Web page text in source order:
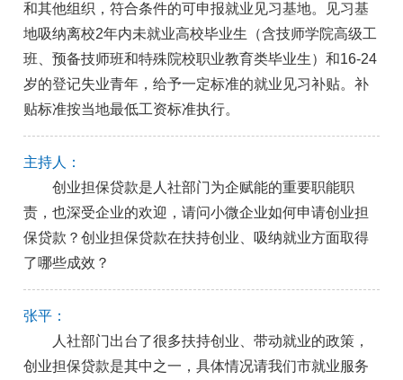
和其他组织，符合条件的可申报就业见习基地。见习基
地吸纳离校2年内未就业高校毕业生（含技师学院高级工
班、预备技师班和特殊院校职业教育类毕业生）和16-24
岁的登记失业青年，给予一定标准的就业见习补贴。补
贴标准按当地最低工资标准执行。
主持人：
创业担保贷款是人社部门为企赋能的重要职能职
责，也深受企业的欢迎，请问小微企业如何申请创业担
保贷款？创业担保贷款在扶持创业、吸纳就业方面取得
了哪些成效？
张平：
人社部门出台了很多扶持创业、带动就业的政策，
创业担保贷款是其中之一，具体情况请我们市就业服务